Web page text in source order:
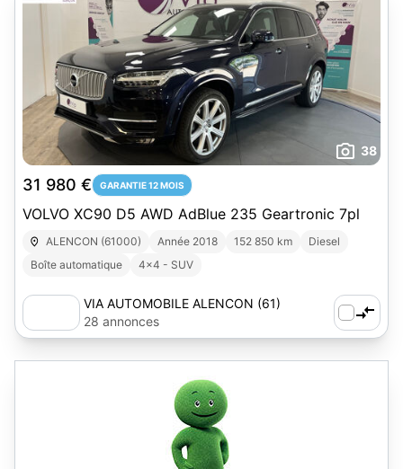
38
31 980 € GARANTIE 12 MOIS
VOLVO XC90 D5 AWD AdBlue 235 Geartronic 7pl
ALENCON (61000) Année 2018 152 850 km
Diesel
Boîte automatique
4x4 - SUV
VIA AUTOMOBILE ALENCON (61)
28 annonces